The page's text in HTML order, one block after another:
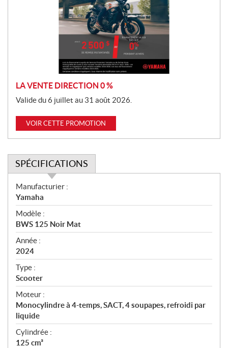
LA VENTE DIRECTION 0 %
Valide du 6 juillet au 31 août 2026.
VOIR CETTE PROMOTION
SPÉCIFICATIONS
S
p
é
c
i
f
i
c
a
t
i
o
n
s
Manufacturier :
Yamaha
Modèle :
BWS 125 Noir Mat
Année :
2024
Type :
Scooter
Moteur :
Monocylindre à 4-temps, SACT, 4 soupapes, refroidi par
liquide
Cylindrée :
125 cm³